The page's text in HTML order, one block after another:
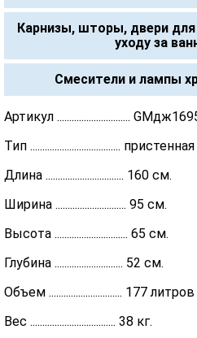
Карнизы, шторы, двери для
уходу за
Смесители и лампы
Артикул ..............................
Тип ..................................... пристенная
Длина ................................ 160 см.
Ширина ............................. 95 см.
Высота .............................. 65 см.
Глубина ............................ 52 см.
Объем .............................. 177 литров
Вес ................................... 38 кг.